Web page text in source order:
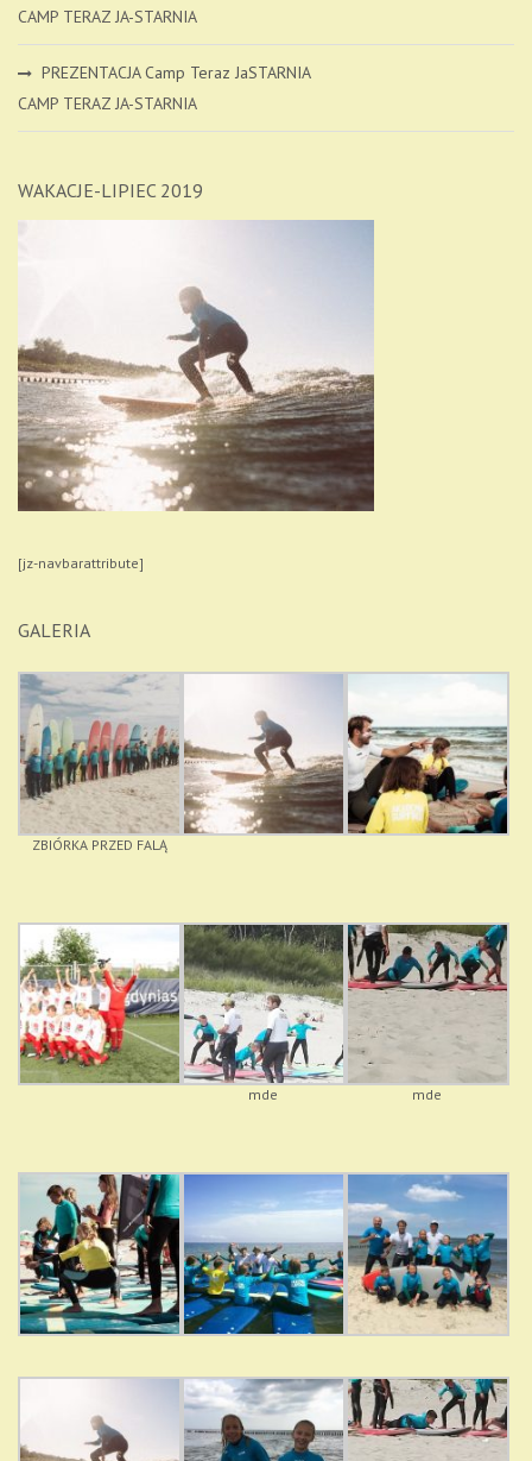
CAMP TERAZ JA-STARNIA
PREZENTACJA Camp Teraz JaSTARNIA
CAMP TERAZ JA-STARNIA
WAKACJE-LIPIEC 2019
[jz-navbarattribute]
GALERIA
ZBIÓRKA PRZED FALĄ
mde mde